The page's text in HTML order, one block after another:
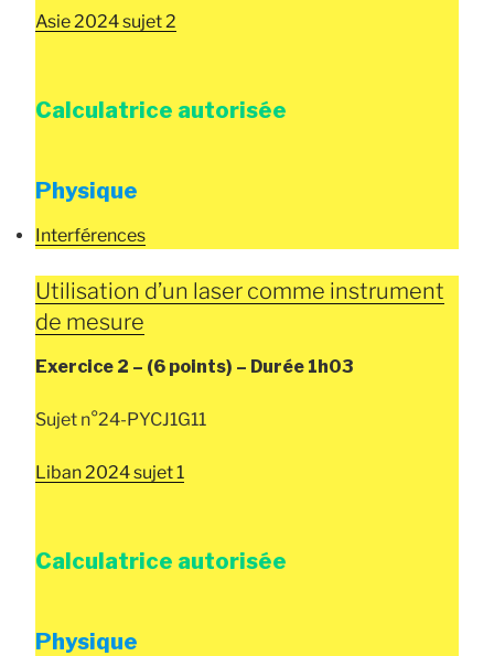
Asie 2024 sujet 2
Calculatrice autorisée
Physique
Interférences
Utilisation d’un laser comme instrument
de mesure
Exercice 2 – (6 points) – Durée 1h03
Sujet n°24-PYCJ1G11
Liban 2024 sujet 1
Calculatrice autorisée
Physique